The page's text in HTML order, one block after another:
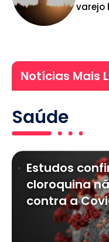
varejo
Notícias Mais
Saúde
Estudos
cloroquina
contra a